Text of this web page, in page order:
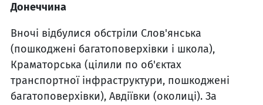
Донеччина
Вночі відбулися обстріли Слов'янська
(пошкоджені багатоповерхівки і школа),
Краматорська (цілили по об'єктах
транспортної інфраструктури, пошкоджені
багатоповерхівки), Авдіївки (околиці). За